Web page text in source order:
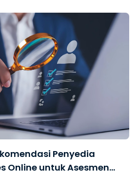
Penyedia
Online untuk Asesmen